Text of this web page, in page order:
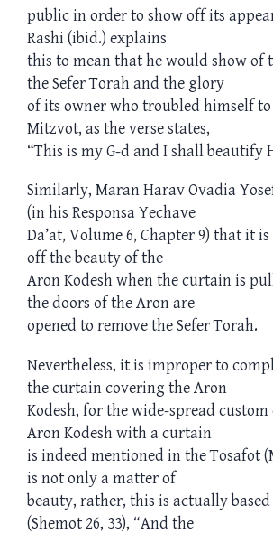
public in order to show off its
Rashi (ibid.) explains
this to mean that he would show of
the Sefer Torah and the glory
of its owner who troubled himself
Mitzvot, as the verse states,
“This is my G-d and I shall beautify
Similarly, Maran Harav Ovadia
(in his Responsa Yechave
Da’at, Volume 6, Chapter 9) that it
off the beauty of the
Aron Kodesh when the curtain is
the doors of the Aron are
opened to remove the Sefer Torah.
Nevertheless, it is improper to
the curtain covering the Aron
Kodesh, for the wide-spread
Aron Kodesh with a curtain
is indeed mentioned in the Tosafot
is not only a matter of
beauty, rather, this is actually based
(Shemot 26, 33), “And the